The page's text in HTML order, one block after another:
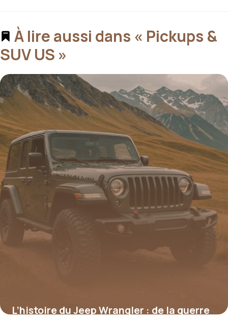
À lire aussi dans « Pickups &
SUV US »
L’histoire du Jeep Wrangler : de la guerre